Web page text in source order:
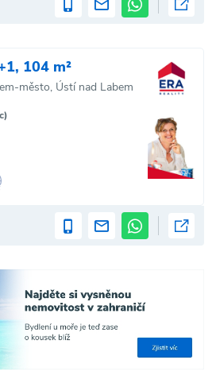
104 m²
město, Ústí nad Labem